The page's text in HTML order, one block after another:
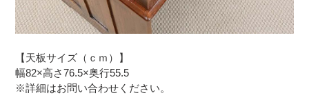
【天板サイズ（ｃｍ）】
幅82×高さ76.5×奥行55.5
※詳細はお問い合わせください。